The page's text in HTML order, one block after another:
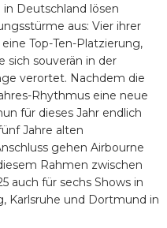
Deutschland lösen
aus: Vier ihrer
Top-Ten-Platzierung,
sich souverän in der
verortet. Nachdem die
Rhythmus eine neue
für dieses Jahr endlich
Jahre alten
gehen Airbourne
Rahmen zwischen
auch für sechs Shows in
Karlsruhe und Dortmund in